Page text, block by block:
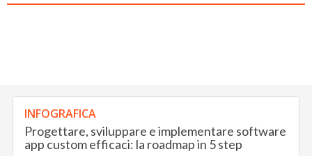
INFOGRAFICA
Progettare, sviluppare e implementare software
app custom efficaci: la roadmap in 5 step